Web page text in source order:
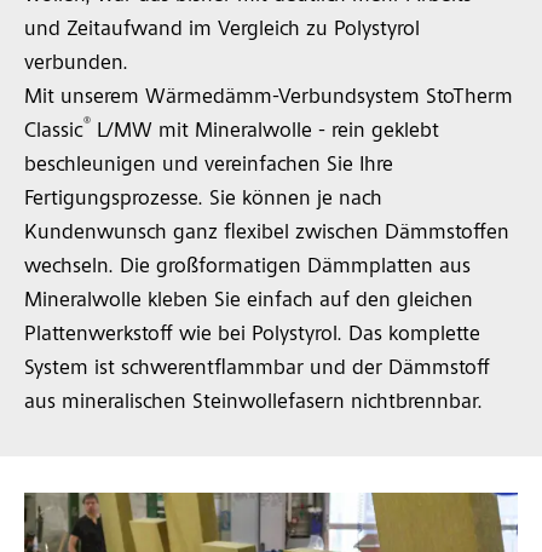
und Zeitaufwand im Vergleich zu Polystyrol
verbunden.
Mit unserem Wärmedämm-Verbundsystem StoTherm
Classic® L/MW mit Mineralwolle - rein geklebt
beschleunigen und vereinfachen Sie Ihre
Fertigungsprozesse. Sie können je nach
Kundenwunsch ganz flexibel zwischen Dämmstoffen
wechseln. Die großformatigen Dämmplatten aus
Mineralwolle kleben Sie einfach auf den gleichen
Plattenwerkstoff wie bei Polystyrol. Das komplette
System ist schwerentflammbar und der Dämmstoff
aus mineralischen Steinwollefasern nichtbrennbar.